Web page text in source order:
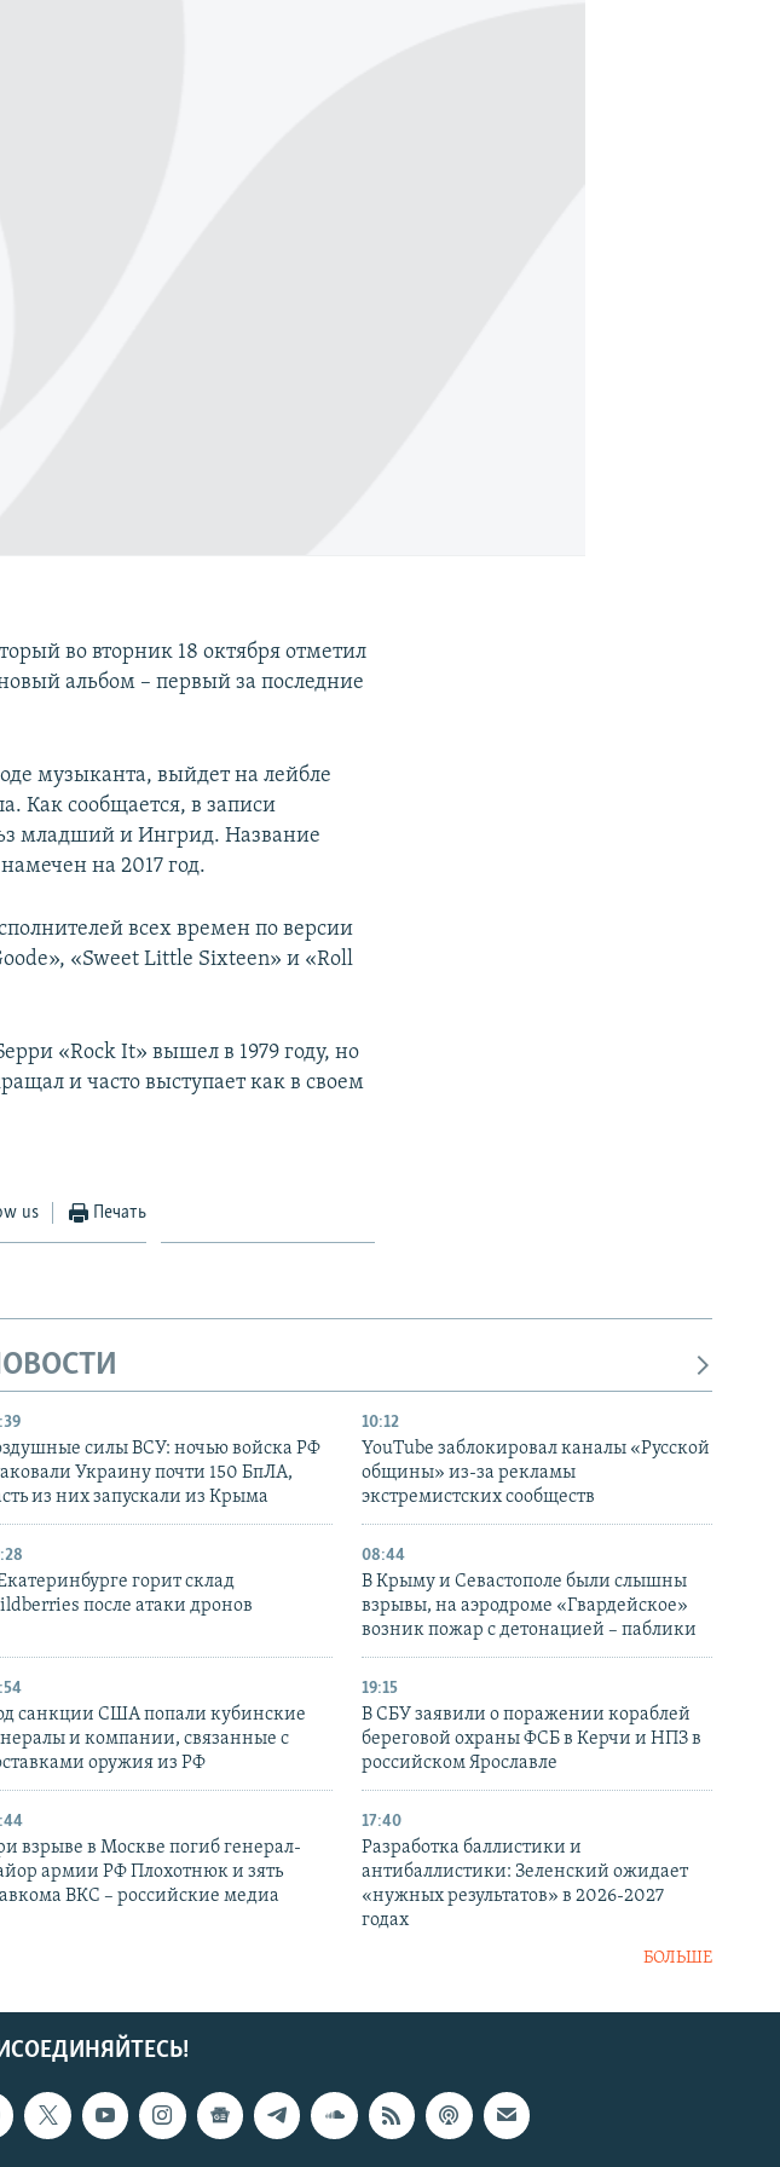
во вторник 18 октября отметил
альбом – первый за последние
музыканта, выйдет на лейбле
Как сообщается, в записи
младший и Ингрид. Название
на 2017 год.
всех времен по версии
«Sweet Little Sixteen» и «Roll
«Rock It» вышел в 1979 году, но
и часто выступает как в своем
us Печать
силы ВСУ: ночью войска РФ
Украину почти 150 БпЛА,
из них запускали из Крыма
10:12
YouTube заблокировал каналы «Русской
общины» из-за рекламы
экстремистских сообществ
горит склад
после атаки дронов
08:44
В Крыму и Севастополе были слышны
взрывы, на аэродроме «Гвардейское»
возник пожар с детонацией – паблики
санкции США попали кубинские
и компании, связанные с
оружия из РФ
19:15
В СБУ заявили о поражении кораблей
береговой охраны ФСБ в Керчи и НПЗ в
российском Ярославле
взрыве в Москве погиб генерал-
армии РФ Плохотнюк и зять
ВКС – российские медиа
17:40
Разработка баллистики и
антибаллистики: Зеленский ожидает
«нужных результатов» в 2026-2027
годах
БОЛЬШЕ